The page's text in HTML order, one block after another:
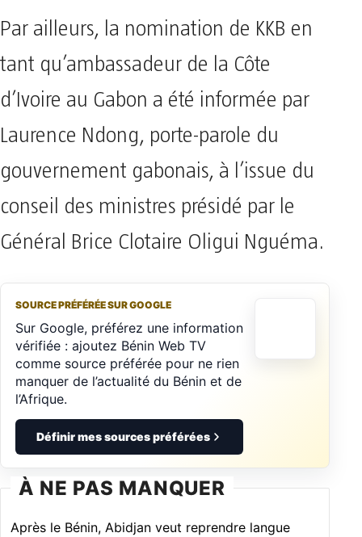
Par ailleurs, la nomination de KKB en
tant qu’ambassadeur de la Côte
d’Ivoire au Gabon a été informée par
Laurence Ndong, porte-parole du
gouvernement gabonais, à l’issue du
conseil des ministres présidé par le
Général Brice Clotaire Oligui Nguéma.
SOURCE PRÉFÉRÉE SUR GOOGLE
Sur Google, préférez une information
vérifiée : ajoutez Bénin Web TV
comme source préférée pour ne rien
manquer de l’actualité du Bénin et de
l’Afrique.
Définir mes sources préférées
À NE PAS MANQUER
Après le Bénin, Abidjan veut reprendre langue